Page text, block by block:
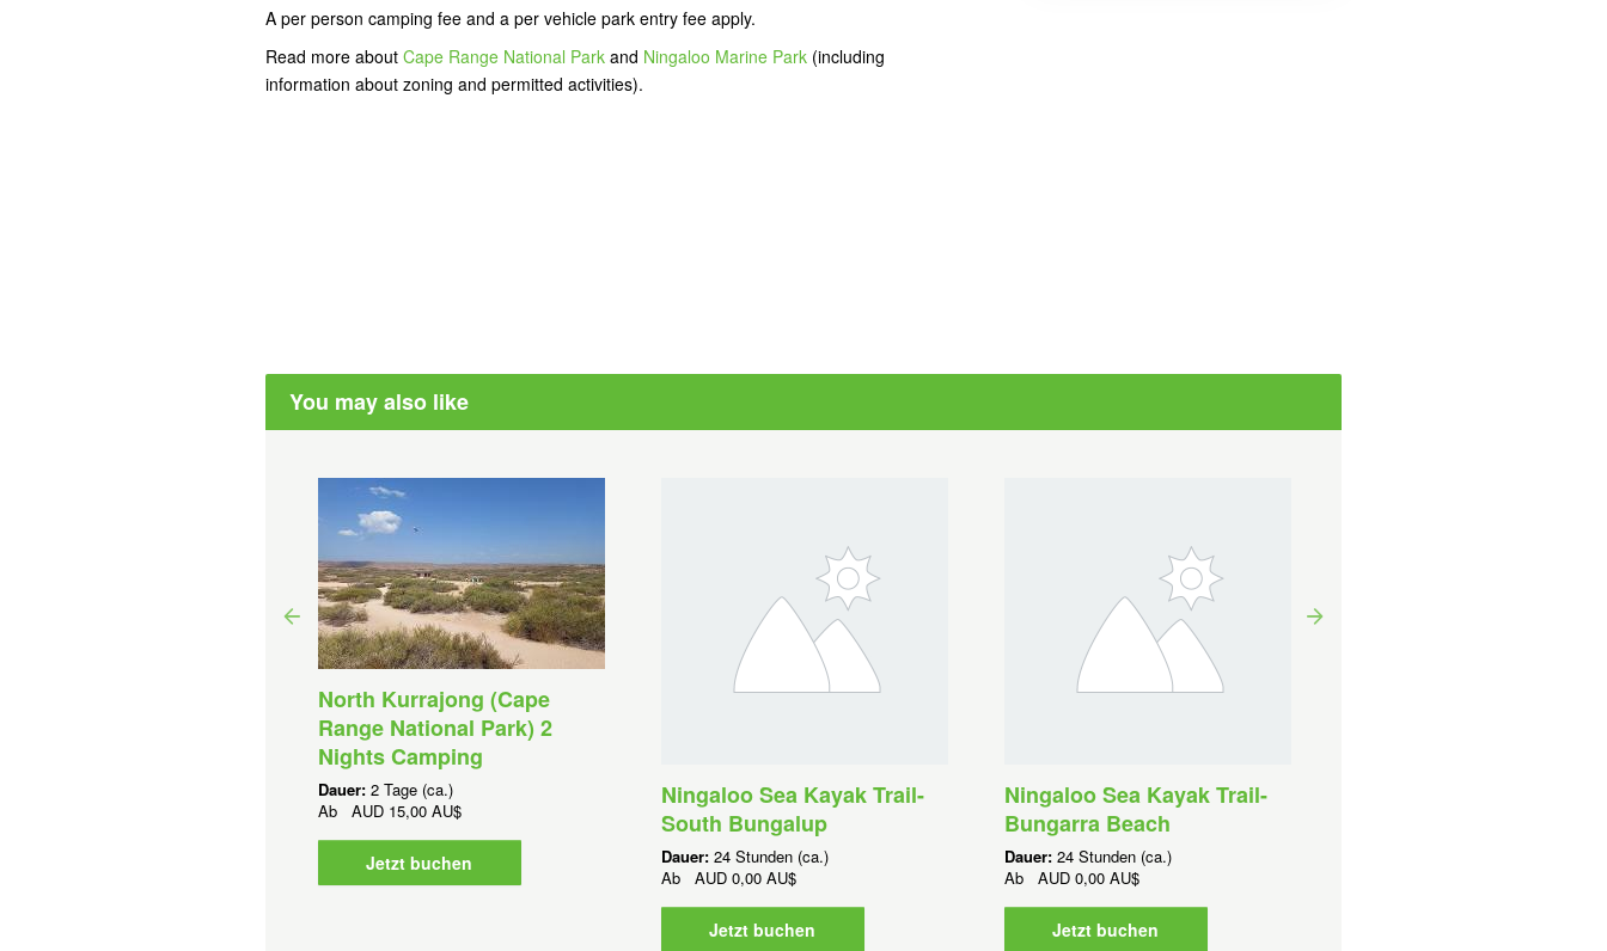
A per person camping fee and a per vehicle park entry fee apply.
Read more about Cape Range National Park and Ningaloo Marine Park (including
information about zoning and permitted activities).
You may also like
North Kurrajong (Cape
Range National Park) 2
Nights Camping
Dauer: 2 Tage (ca.)
Ab AUD 15,00 AU$
Jetzt buchen
Ningaloo Sea Kayak Trail-
South Bungalup
Dauer: 24 Stunden (ca.)
Ab AUD 0,00 AU$
Jetzt buchen
Ningaloo Sea Kayak Trail-
Bungarra Beach
Dauer: 24 Stunden (ca.)
Ab AUD 0,00 AU$
Jetzt buchen